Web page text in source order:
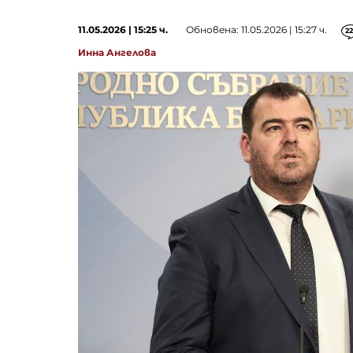
11.05.2026 | 15:25 ч. Обновена: 11.05.2026 | 15:27 ч.
Инна Ангелова